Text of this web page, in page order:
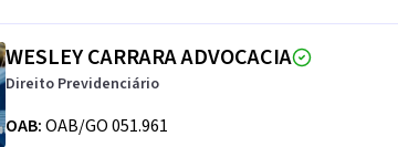
WESLEY CARRARA ADVOCACIA
Direito Previdenciário
OAB:OAB/GO 051.961